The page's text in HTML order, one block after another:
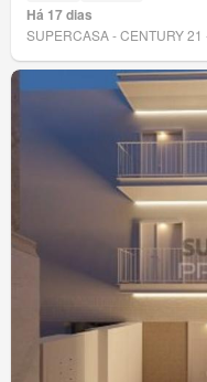
Há 17 dias
SUPERCASA - CENTURY 21